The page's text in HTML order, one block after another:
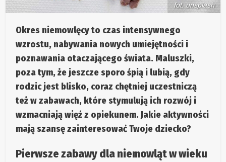
fot. unsplash
Okres niemowlęcy to czas intensywnego
wzrostu, nabywania nowych umiejętności i
poznawania otaczającego świata. Maluszki,
poza tym, że jeszcze sporo śpią i lubią, gdy
rodzic jest blisko, coraz chętniej uczestniczą
też w zabawach, które stymulują ich rozwój i
wzmacniają więź z opiekunem. Jakie aktywności
mają szansę zainteresować Twoje dziecko?
Pierwsze zabawy dla niemowląt w wieku